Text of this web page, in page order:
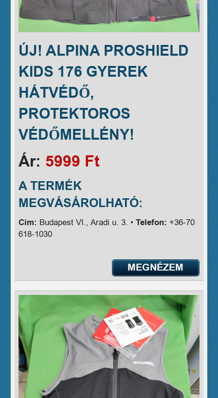
ÚJ! ALPINA PROSHIELD
KIDS 176 GYEREK
HÁTVÉDŐ,
PROTEKTOROS
VÉDŐMELLÉNY!
Ár: 5999 Ft
A TERMÉK
MEGVÁSÁROLHATÓ:
Cím: Budapest VI., Aradi u. 3. •Telefon: +36-70
618-1030
MEGNÉZEM